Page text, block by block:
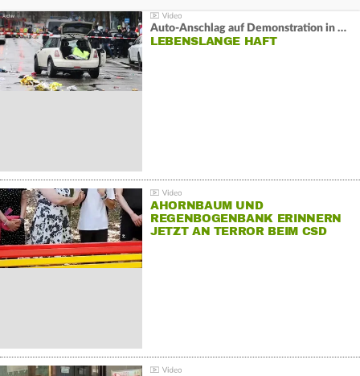
Auto-Anschlag auf Demonstration in München:
LEBENSLANGE HAFT
AHORNBAUM UND
REGENBOGENBANK ERINNERN
JETZT AN TERROR BEIM CSD